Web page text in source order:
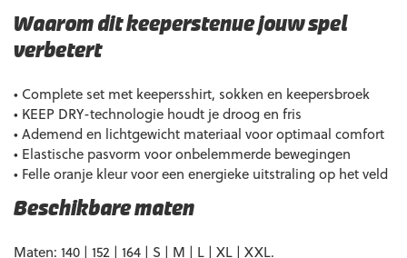
Waarom dit keeperstenue jouw spel
verbetert
• Complete set met keepersshirt, sokken en keepersbroek
• KEEP DRY-technologie houdt je droog en fris
• Ademend en lichtgewicht materiaal voor optimaal comfort
• Elastische pasvorm voor onbelemmerde bewegingen
• Felle oranje kleur voor een energieke uitstraling op het veld
Beschikbare maten
Maten: 140 | 152 | 164 | S | M | L | XL | XXL.